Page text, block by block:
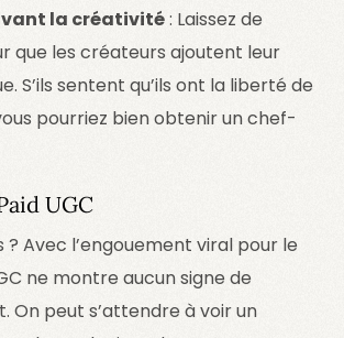
la créativité: Laissez de
que les créateurs ajoutent leur
S’ils sentent qu’ils ont la liberté de
pourriez bien obtenir un chef-
UGC
? Avec l’engouement viral pour le
ne montre aucun signe de
On peut s’attendre à voir un